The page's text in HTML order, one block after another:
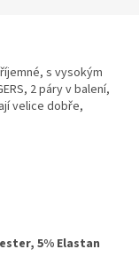
s vysokým
2 páry v balení,
velice dobře,
5% Elastan